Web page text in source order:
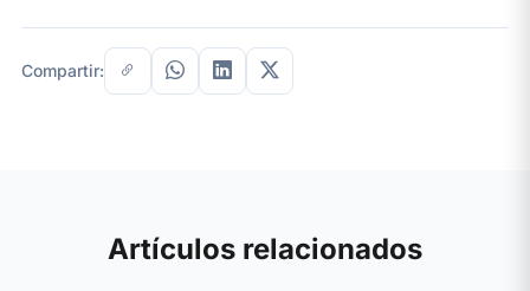
Compartir:
Artículos relacionados